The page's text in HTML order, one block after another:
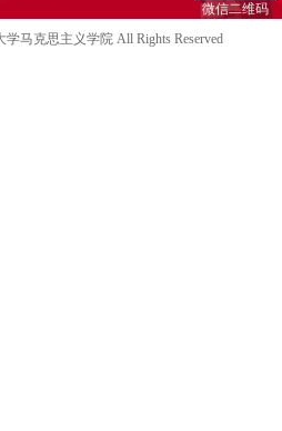
微信二维码
学马克思主义学院 All Rights Reserved